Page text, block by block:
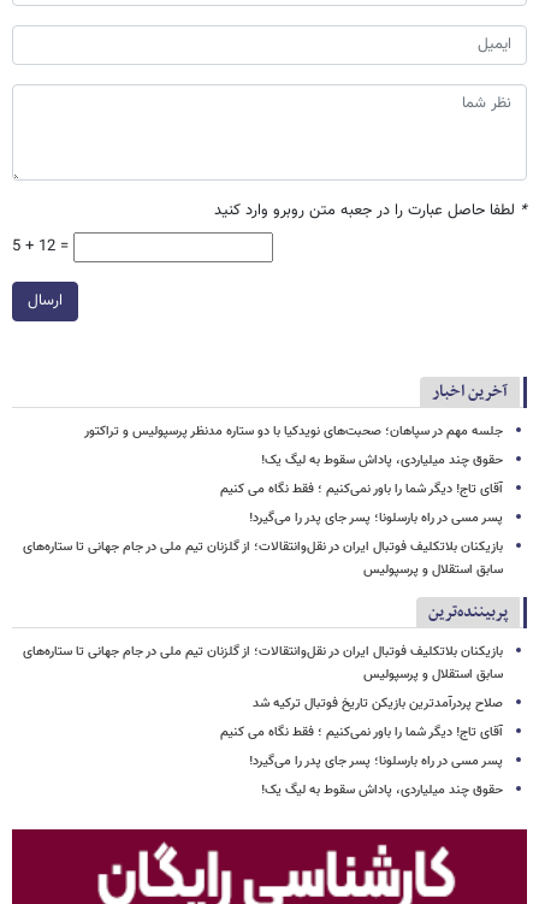
* لطفا حاصل عبارت را در جعبه متن روبرو وارد کنید
5 + 12 =
ارسال
آخرین اخبار
جلسه مهم در سپاهان؛ صحبت‌های نویدکیا با دو ستاره مدنظر پرسپولیس و تراکتور
حقوق چند میلیاردی، پاداش سقوط به لیگ یک!
آقای تاج! دیگر شما را باور نمی‌کنیم ؛ فقط نگاه می کنیم
پسر مسی در راه بارسلونا؛ پسر جای پدر را می‌گیرد!
بازیکنان بلاتکلیف فوتبال ایران در نقل‌وانتقالات؛ از گلزنان تیم ملی در جام جهانی تا ستاره‌های
سابق استقلال و پرسپولیس
پربیننده‌ترین
بازیکنان بلاتکلیف فوتبال ایران در نقل‌وانتقالات؛ از گلزنان تیم ملی در جام جهانی تا ستاره‌های
سابق استقلال و پرسپولیس
صلاح پردرآمدترین بازیکن تاریخ فوتبال ترکیه شد
آقای تاج! دیگر شما را باور نمی‌کنیم ؛ فقط نگاه می کنیم
پسر مسی در راه بارسلونا؛ پسر جای پدر را می‌گیرد!
حقوق چند میلیاردی، پاداش سقوط به لیگ یک!